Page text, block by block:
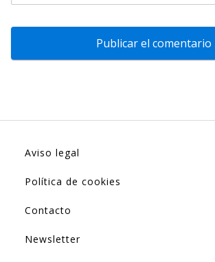
Aviso legal
Política de cookies
Contacto
Newsletter